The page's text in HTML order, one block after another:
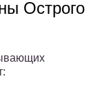
Острого